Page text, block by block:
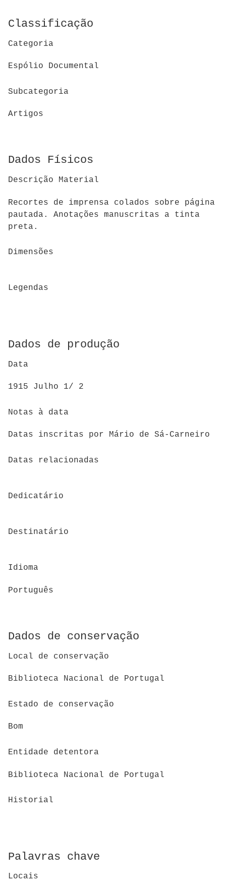
Classificação
Categoria
Espólio Documental
Subcategoria
Artigos
Dados Físicos
Descrição Material
Recortes de imprensa colados sobre página
pautada. Anotações manuscritas a tinta
preta.
Dimensões
Legendas
Dados de produção
Data
1915 Julho 1/ 2
Notas à data
Datas inscritas por Mário de Sá-Carneiro
Datas relacionadas
Dedicatário
Destinatário
Idioma
Português
Dados de conservação
Local de conservação
Biblioteca Nacional de Portugal
Estado de conservação
Bom
Entidade detentora
Biblioteca Nacional de Portugal
Historial
Palavras chave
Locais